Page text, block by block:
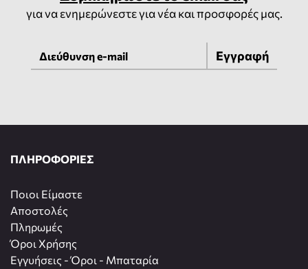
για να ενημερώνεστε για νέα και προσφορές μας.
Εγγραφή
ΠΛΗΡΟΦΟΡΙΕΣ
Ποιοι Είμαστε
Αποστολές
Πληρωμές
Όροι Χρήσης
Εγγυήσεις - Όροι - Μπαταρία